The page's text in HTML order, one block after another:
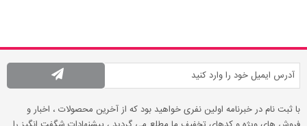
با ثبت نام در خبرنامه اولین نفری خواهید بود که از آخرین محصولات ، اخبار و